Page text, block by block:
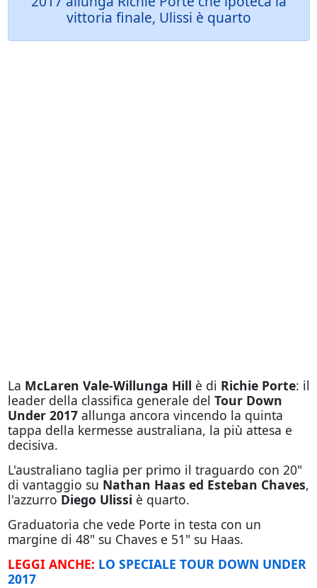
vittoria finale, Ulissi è quarto
La McLaren Vale-Willunga Hill è di Richie Porte: il
leader della classifica generale del Tour Down
Under 2017allunga ancora vincendo la quinta
tappa della kermesse australiana, la più attesa e
decisiva.
L'australiano taglia per primo il traguardo con 20"
di vantaggio su Nathan Haas ed Esteban Chaves,
l'azzurro Diego Ulissi è quarto.
Graduatoria che vede Porte in testa con un
margine di 48" su Chaves e 51" su Haas.
LEGGI ANCHE: LO SPECIALE TOUR DOWN UNDER
2017